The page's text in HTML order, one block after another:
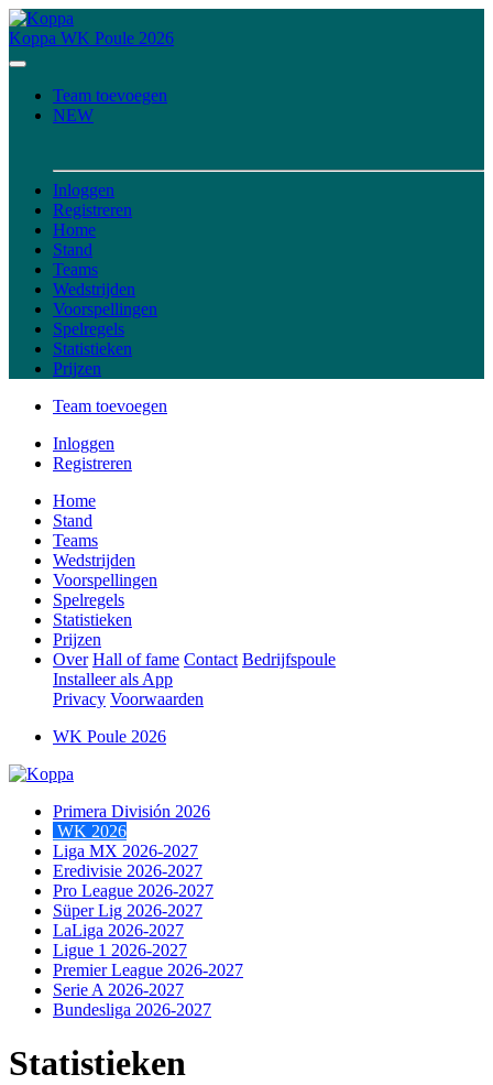
Koppa WK Poule 2026
Team toevoegen
NEW
Inloggen
Registreren
Home
Stand
Teams
Wedstrijden
Voorspellingen
Spelregels
Statistieken
Prijzen
Team toevoegen
Inloggen
Registreren
Home
Stand
Teams
Wedstrijden
Voorspellingen
Spelregels
Statistieken
Prijzen
Over Hall of fame Contact Bedrijfspoule
Installeer als App
Privacy Voorwaarden
WK Poule 2026
Primera División 2026
WK 2026
Liga MX 2026-2027
Eredivisie 2026-2027
Pro League 2026-2027
Süper Lig 2026-2027
LaLiga 2026-2027
Ligue 1 2026-2027
Premier League 2026-2027
Serie A 2026-2027
Bundesliga 2026-2027
Statistieken